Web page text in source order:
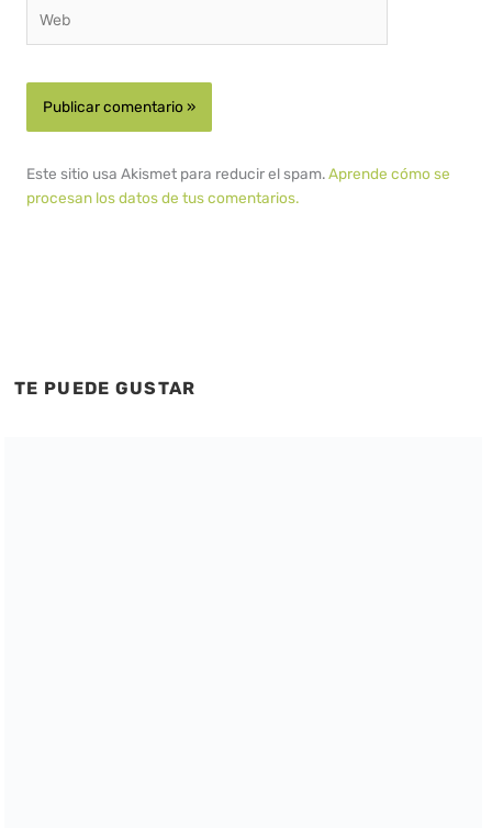
Este sitio usa Akismet para reducir el spam.Aprende cómo se
procesan los datos de tus comentarios.
TE PUEDE GUSTAR